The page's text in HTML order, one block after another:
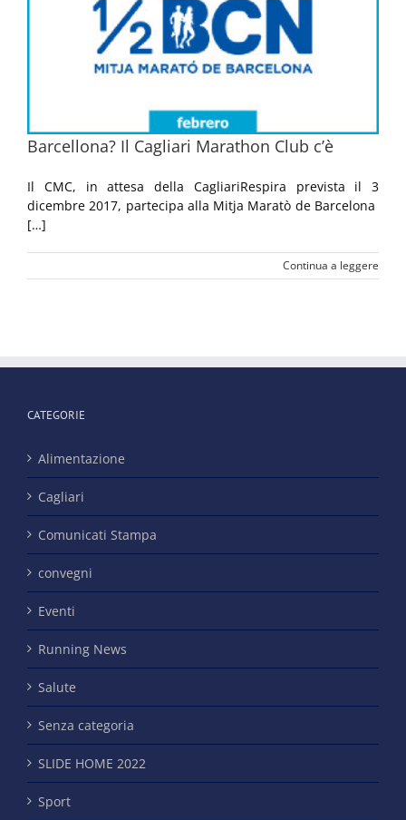
Barcellona? Il Cagliari Marathon Club c’è
Il CMC, in attesa della CagliariRespira prevista il 3
dicembre 2017, partecipa alla Mitja Maratò de Barcelona
[…]
Continua a leggere
CATEGORIE
Alimentazione
Cagliari
Comunicati Stampa
convegni
Eventi
Running News
Salute
Senza categoria
SLIDE HOME 2022
Sport